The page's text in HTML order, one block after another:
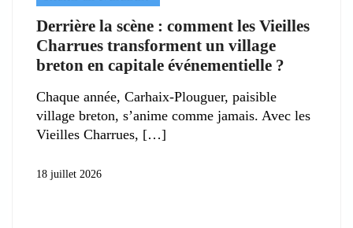
Derrière la scène : comment les Vieilles
Charrues transforment un village
breton en capitale événementielle ?
Chaque année, Carhaix-Plouguer, paisible
village breton, s’anime comme jamais. Avec les
Vieilles Charrues,
18 juillet 2026